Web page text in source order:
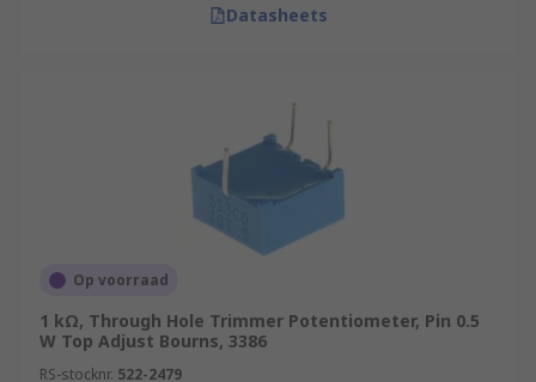
Datasheets
Op voorraad
1 kΩ, Through Hole Trimmer Potentiometer, Pin 0.5
W Top Adjust Bourns, 3386
RS-stocknr. 522-2479